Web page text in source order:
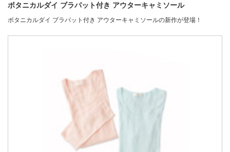
ボタニカルダイ ブラパット付き アウターキャミソール
ボタニカルダイ ブラパット付き アウターキャミソールの新作が登場！